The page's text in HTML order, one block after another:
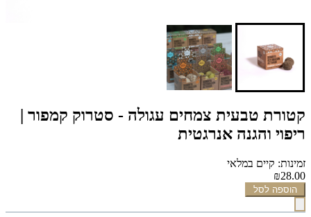
קטורת טבעית צמחים עגולה - סטרוק קמפור |
ריפוי והגנה אנרגטית
זמינות: קיים במלאי
₪28.00
הוספה לסל